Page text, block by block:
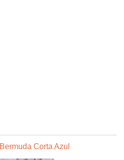
Bermuda Corta Azul